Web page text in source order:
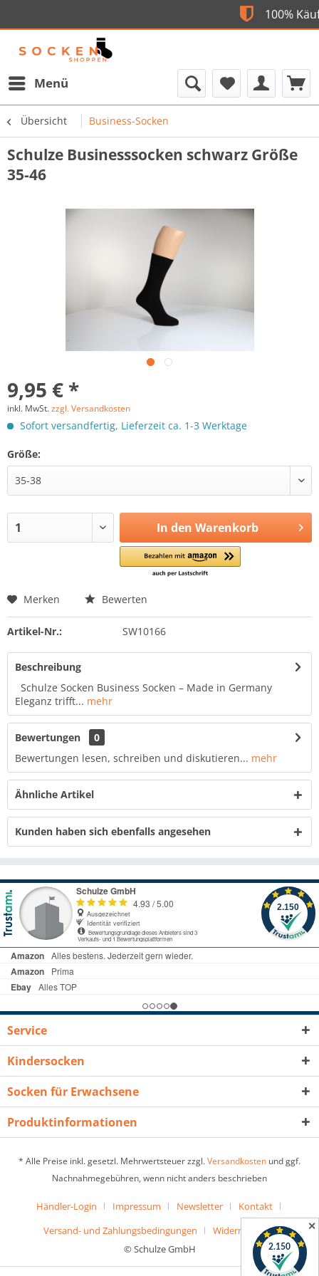
Flexible Bezahlung
Menü
Übersicht Business-Socken
Schulze Businesssocken schwarz Größe
35-46
9,95 € *
inkl. MwSt.zzgl. Versandkosten
Sofort versandfertig, Lieferzeit ca. 1-3 Werktage
Größe:
In den Warenkorb
Merken Bewerten
Artikel-Nr.: SW10166
Beschreibung
Schulze Socken Business Socken – Made in Germany
Eleganz trifft... mehr
Bewertungen
0
Bewertungen lesen, schreiben und diskutieren... mehr
Ähnliche Artikel
Kunden haben sich ebenfalls angesehen
✕
Service
Kindersocken
Socken für Erwachsene
Produktinformationen
* Alle Preise inkl. gesetzl. Mehrwertsteuer zzgl.Versandkosten und ggf.
Nachnahmegebühren, wenn nicht anders beschrieben
Händler-Login Impressum Newsletter
Kontakt
Versand- und Zahlungsbedingungen
Widerrufsrecht
© Schulze GmbH